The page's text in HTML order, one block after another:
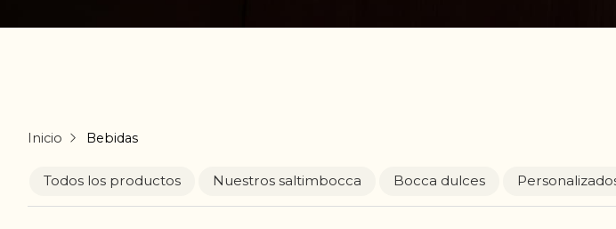
Inicio Bebidas
Todos los productos Nuestros saltimbocca Bocca dulces